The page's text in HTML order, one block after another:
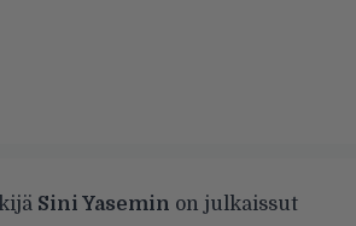
Sini Yasemin on julkaissut